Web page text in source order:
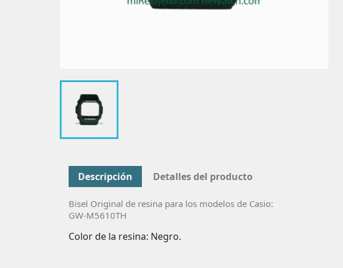
Descripción Detalles del producto
Bisel Original de resina para los modelos de Casio:
GW-M5610TH
Color de la resina: Negro.